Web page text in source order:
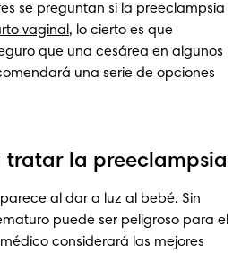
se preguntan si la preeclampsia
vaginal , lo cierto es que
que una cesárea en algunos
una serie de opciones
tratar la preeclampsia
al dar a luz al bebé. Sin
puede ser peligroso para el
considerará las mejores